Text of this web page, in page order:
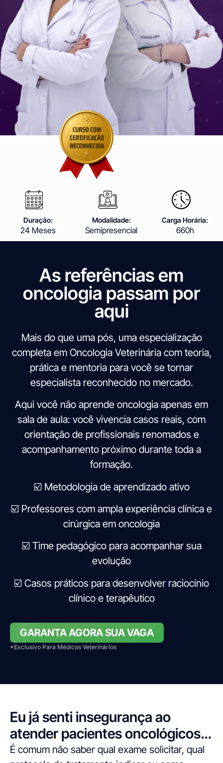
Duração:
24 Meses
Modalidade:
Semipresencial
Carga Horária:
660h
As referências em
oncologia passam por
aqui
Mais do que uma pós, uma especialização
completa em Oncologia Veterinária com teoria,
prática e mentoria para você se tornar
especialista reconhecido no mercado.
Aqui você não aprende oncologia apenas em
sala de aula: você vivencia casos reais, com
orientação de profissionais renomados e
acompanhamento próximo durante toda a
formação.
☑️ Metodologia de aprendizado ativo
☑️ Professores com ampla experiência clínica e
cirúrgica em oncologia
☑️ Time pedagógico para acompanhar sua
evolução
☑️ Casos práticos para desenvolver raciocínio
clínico e terapêutico
GARANTA AGORA SUA VAGA
*Exclusivo Para Médicos Veterinários
Eu já senti insegurança ao
atender pacientes oncológicos…
É comum não saber qual exame solicitar, qual